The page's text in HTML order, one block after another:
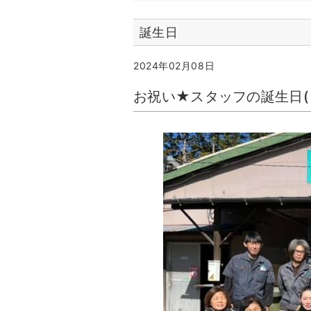
誕生日
2024年02月08日
お祝い★スタッフの誕生日